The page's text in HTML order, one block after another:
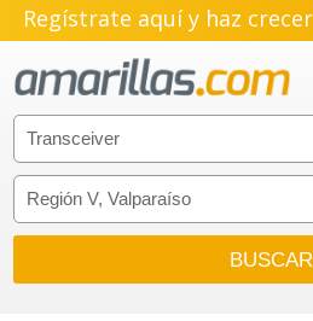
Regístrate aquí y haz